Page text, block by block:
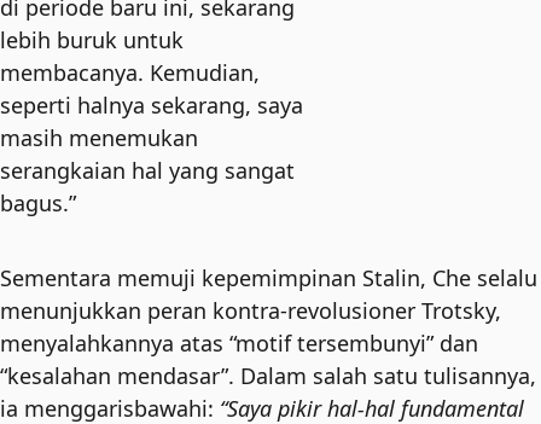
di periode baru ini, sekarang
lebih buruk untuk
membacanya. Kemudian,
seperti halnya sekarang, saya
masih menemukan
serangkaian hal yang sangat
bagus.”
Sementara memuji kepemimpinan Stalin, Che selalu
menunjukkan peran kontra-revolusioner Trotsky,
menyalahkannya atas “motif tersembunyi” dan
“kesalahan mendasar”. Dalam salah satu tulisannya,
ia menggarisbawahi: “Saya pikir hal-hal fundamental